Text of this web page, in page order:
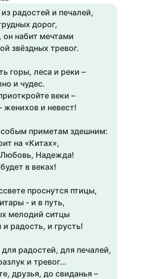
радостей и печалей,
дорог,
он набит мечтами
звёздных тревог.
горы, леса и реки –
и чудес.
веки –
женихов и невест!
приметам здешним:
на «Китах»,
Любовь, Надежда!
в веках!
проснутся птицы,
- и в путь,
мелодий ситцы
радость, и грусть!
радостей, для печалей,
и тревог…
друзья, до свиданья –